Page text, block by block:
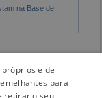
na Base de
e de
para
retirar o seu